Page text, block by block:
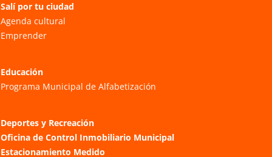
Salí por tu ciudad
Agenda cultural
Emprender
Educación
Programa Municipal de Alfabetización
Deportes y Recreación
Oficina de Control Inmobiliario Municipal
Estacionamiento Medido